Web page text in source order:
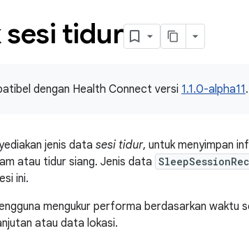
sesi tidur
dengan Health Connect versi 1.1.0-alpha11.
jenis data sesi tidur, untuk menyimpan
atau tidur siang. Jenis data
ini.
mengukur performa berdasarkan
atau data lokasi.